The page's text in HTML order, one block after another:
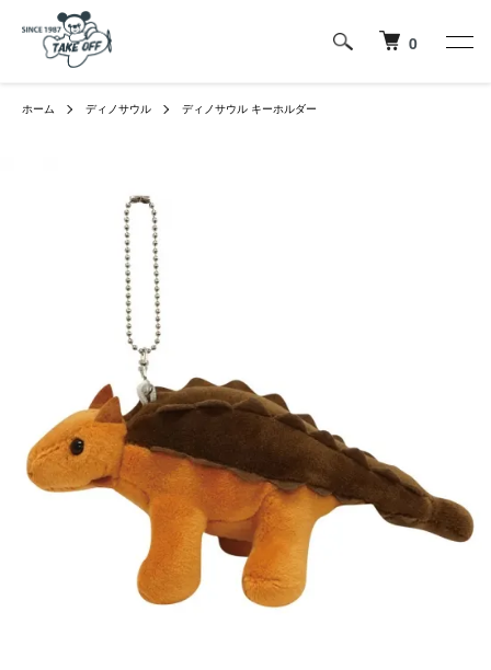
0
ホーム ディノサウル ディノサウル キーホルダー